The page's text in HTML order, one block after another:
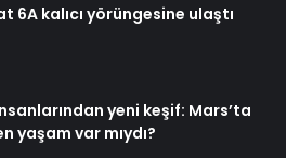
6A kalıcı yörüngesine ulaştı
yeni keşif: Mars’ta
yaşam var mıydı?